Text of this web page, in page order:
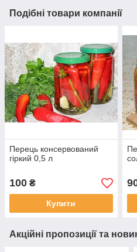
Подібні товари компанії
Перець консервований
гіркий 0,5 л
100 ₴
Купити
Акційні пропозиції та